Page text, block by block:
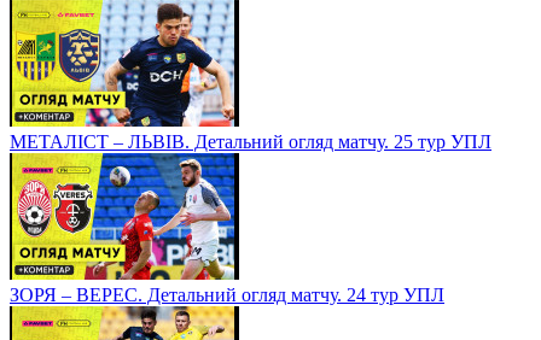
МЕТАЛІСТ – ЛЬВІВ. Детальний огляд матчу. 25 тур УПЛ
ЗОРЯ – ВЕРЕС. Детальний огляд матчу. 24 тур УПЛ